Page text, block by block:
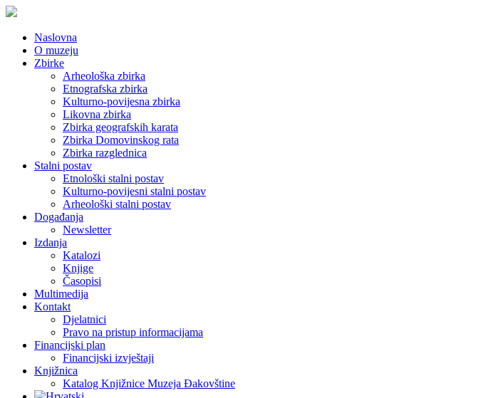
Naslovna
O muzeju
Zbirke
Arheološka zbirka
Etnografska zbirka
Kulturno-povijesna zbirka
Likovna zbirka
Zbirka geografskih karata
Zbirka Domovinskog rata
Zbirka razglednica
Stalni postav
Etnološki stalni postav
Kulturno-povijesni stalni postav
Arheološki stalni postav
Događanja
Newsletter
Izdanja
Katalozi
Knjige
Časopisi
Multimedija
Kontakt
Djelatnici
Pravo na pristup informacijama
Financijski plan
Financijski izvještaji
Knjižnica
Katalog Knjižnice Muzeja Đakovštine